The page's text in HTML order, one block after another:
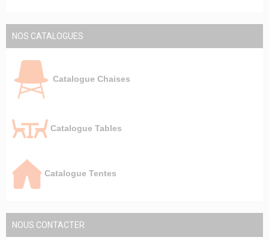
NOS CATALOGUES
Catalogue Chaises
Catalogue Tables
Catalogue Tentes
NOUS CONTACTER